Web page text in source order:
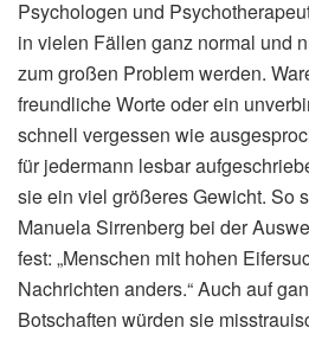
Psychologen und
in vielen Fällen ganz normal und
zum großen Problem werden.
freundliche Worte oder ein
schnell vergessen wie
für jedermann lesbar
sie ein viel größeres Gewicht. So
Manuela Sirrenberg bei der
fest: „Menschen mit hohen
Nachrichten anders.“ Auch auf
Botschaften würden sie